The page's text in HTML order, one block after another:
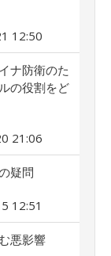
12:50
ナ防衛のた
の役割をど
21:06
疑問
12:51
悪影響